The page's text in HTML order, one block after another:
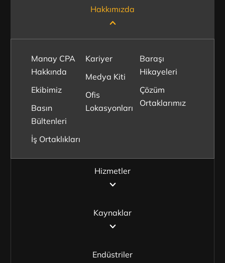
Hakkımızda
Hizmetler
Kaynaklar
Endüstriler
Manay CPA
Hakkında
Ekibimiz
Basın
Bültenleri
İş Ortaklıkları
Kariyer
Medya Kiti
Ofis
Lokasyonları
Baraşı
Hikayeleri
Çözüm
Ortaklarımız